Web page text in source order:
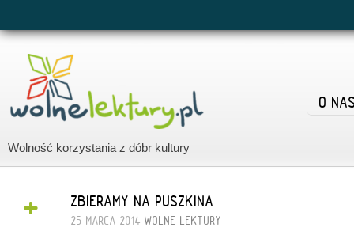
Wolność korzystania z dóbr kultury
O
+ ZBIERAMY NA PUSZKINA
25 MARCA 2014 WOLNE LEKTURY